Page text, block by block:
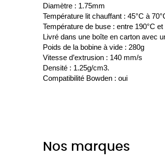
Diamètre : 1.75mm
Température lit chauffant : 45°C à
Température de buse : entre 190°C et
Livré dans une boîte en carton avec
Poids de la bobine à vide : 280g
Vitesse d’extrusion : 140 mm/s
Densité : 1.25g/cm3.
Compatibilité Bowden : oui
Nos marques